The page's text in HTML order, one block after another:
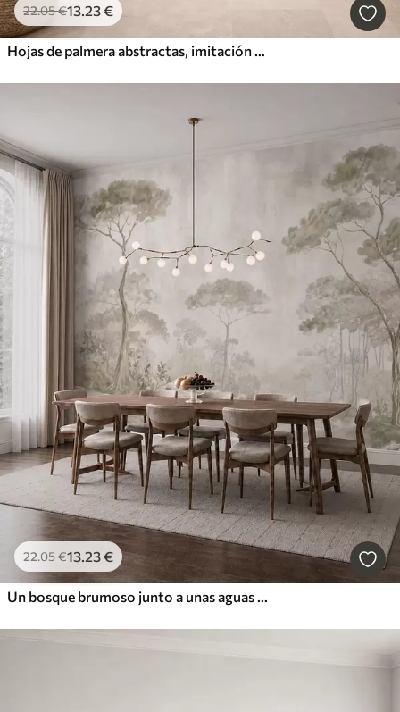
22.05€13 .23€
22.05€13 .23€